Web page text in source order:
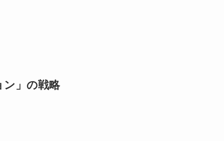
ン」の戦略